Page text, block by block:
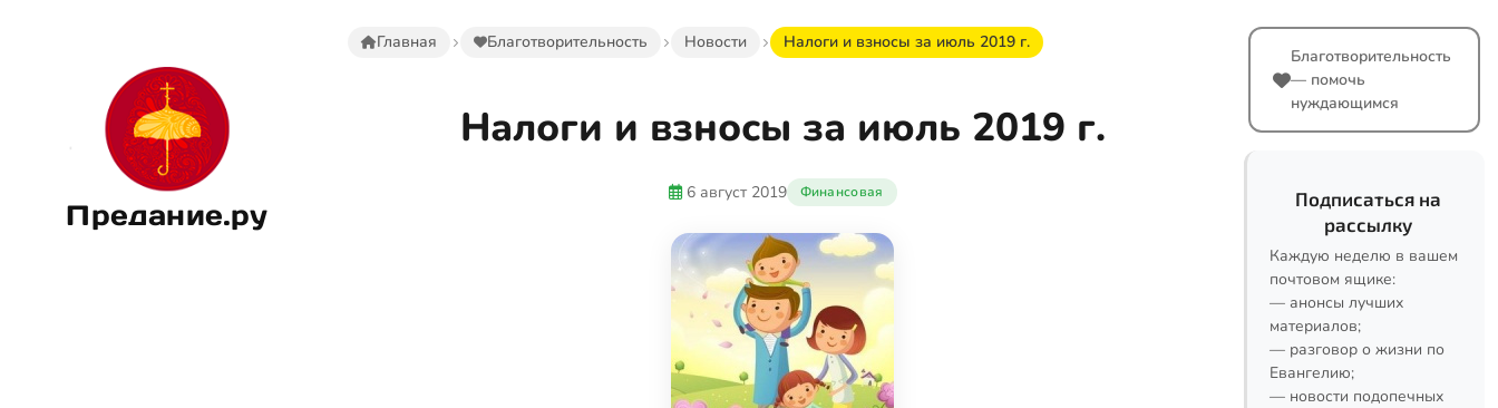
Предание.ру
Главная Благотворительность Новости Налоги и взносы за июль 2019 г.
Налоги и взносы за июль 2019 г.
6 август 2019 Финансовая
Благотворительность
— помочь
нуждающимся
Подписаться на
рассылку
Каждую неделю в вашем
почтовом ящике:
— анонсы лучших
материалов;
— разговор о жизни по
Евангелию;
— новости подопечных